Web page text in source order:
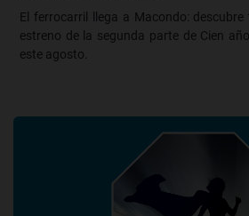
El ferrocarril llega a Macondo:
estreno de la segunda parte de Cien
este agosto.